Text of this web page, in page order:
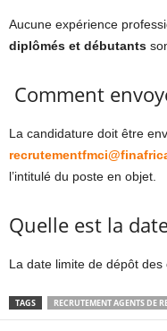
Aucune expérience
diplômés et débutants
Comment
La candidature doit être
l’intitulé du poste en objet.
Quelle est la
La date limite de dépôt
TAGS RECRUTEMENT AGENTS DE